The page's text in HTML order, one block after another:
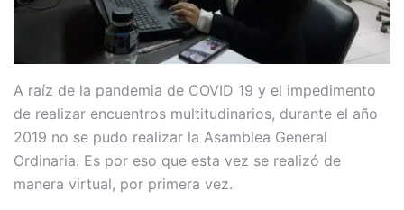
A raíz de la pandemia de COVID 19 y el impedimento
de realizar encuentros multitudinarios, durante el año
2019 no se pudo realizar la Asamblea General
Ordinaria. Es por eso que esta vez se realizó de
manera virtual, por primera vez.